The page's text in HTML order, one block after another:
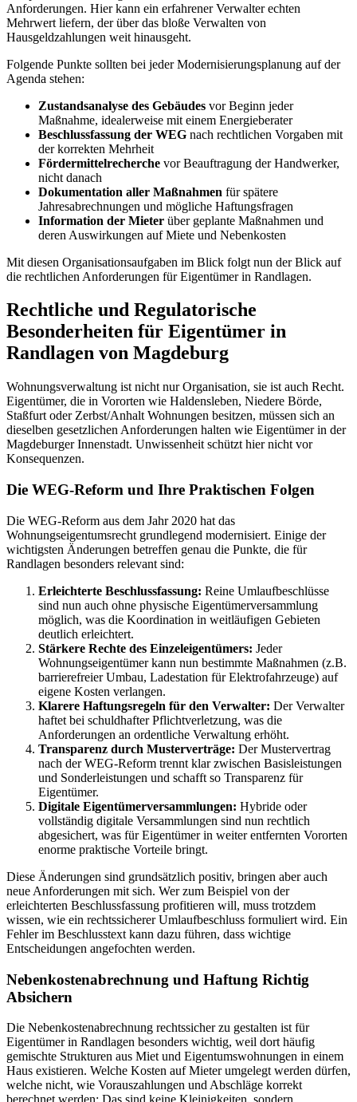
Anforderungen. Hier kann ein erfahrener Verwalter echten
Mehrwert liefern, der über das bloße Verwalten von
Hausgeldzahlungen weit hinausgeht.
Folgende Punkte sollten bei jeder Modernisierungsplanung auf der
Agenda stehen:
Zustandsanalyse des Gebäudes vor Beginn jeder
Maßnahme, idealerweise mit einem Energieberater
Beschlussfassung der WEG nach rechtlichen Vorgaben mit
der korrekten Mehrheit
Fördermittelrecherche vor Beauftragung der Handwerker,
nicht danach
Dokumentation aller Maßnahmen für spätere
Jahresabrechnungen und mögliche Haftungsfragen
Information der Mieter über geplante Maßnahmen und
deren Auswirkungen auf Miete und Nebenkosten
Mit diesen Organisationsaufgaben im Blick folgt nun der Blick auf
die rechtlichen Anforderungen für Eigentümer in Randlagen.
Rechtliche und Regulatorische
Besonderheiten für Eigentümer in
Randlagen von Magdeburg
Wohnungsverwaltung ist nicht nur Organisation, sie ist auch Recht.
Eigentümer, die in Vororten wie Haldensleben, Niedere Börde,
Staßfurt oder Zerbst/Anhalt Wohnungen besitzen, müssen sich an
dieselben gesetzlichen Anforderungen halten wie Eigentümer in der
Magdeburger Innenstadt. Unwissenheit schützt hier nicht vor
Konsequenzen.
Die WEG-Reform und Ihre Praktischen Folgen
Die WEG-Reform aus dem Jahr 2020 hat das
Wohnungseigentumsrecht grundlegend modernisiert. Einige der
wichtigsten Änderungen betreffen genau die Punkte, die für
Randlagen besonders relevant sind:
Erleichterte Beschlussfassung: Reine Umlaufbeschlüsse
sind nun auch ohne physische Eigentümerversammlung
möglich, was die Koordination in weitläufigen Gebieten
deutlich erleichtert.
Stärkere Rechte des Einzeleigentümers: Jeder
Wohnungseigentümer kann nun bestimmte Maßnahmen (z.B.
barrierefreier Umbau, Ladestation für Elektrofahrzeuge) auf
eigene Kosten verlangen.
Klarere Haftungsregeln für den Verwalter: Der Verwalter
haftet bei schuldhafter Pflichtverletzung, was die
Anforderungen an ordentliche Verwaltung erhöht.
Transparenz durch Musterverträge: Der Mustervertrag
nach der WEG-Reform trennt klar zwischen Basisleistungen
und Sonderleistungen und schafft so Transparenz für
Eigentümer.
Digitale Eigentümerversammlungen: Hybride oder
vollständig digitale Versammlungen sind nun rechtlich
abgesichert, was für Eigentümer in weiter entfernten Vororten
enorme praktische Vorteile bringt.
Diese Änderungen sind grundsätzlich positiv, bringen aber auch
neue Anforderungen mit sich. Wer zum Beispiel von der
erleichterten Beschlussfassung profitieren will, muss trotzdem
wissen, wie ein rechtssicherer Umlaufbeschluss formuliert wird. Ein
Fehler im Beschlusstext kann dazu führen, dass wichtige
Entscheidungen angefochten werden.
Nebenkostenabrechnung und Haftung Richtig
Absichern
Die Nebenkostenabrechnung rechtssicher zu gestalten ist für
Eigentümer in Randlagen besonders wichtig, weil dort häufig
gemischte Strukturen aus Miet und Eigentumswohnungen in einem
Haus existieren. Welche Kosten auf Mieter umgelegt werden dürfen,
welche nicht, wie Vorauszahlungen und Abschläge korrekt